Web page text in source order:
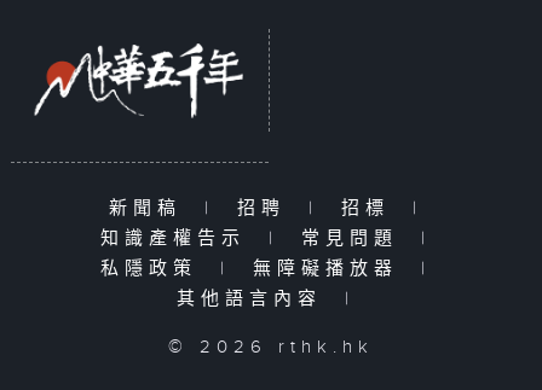
新聞稿 | 招聘 | 招標
|
知識產權告示
| 常見問題
|
私隱政策
| 無障礙播放器
|
其他語言內容
|
© 2026 rthk.hk